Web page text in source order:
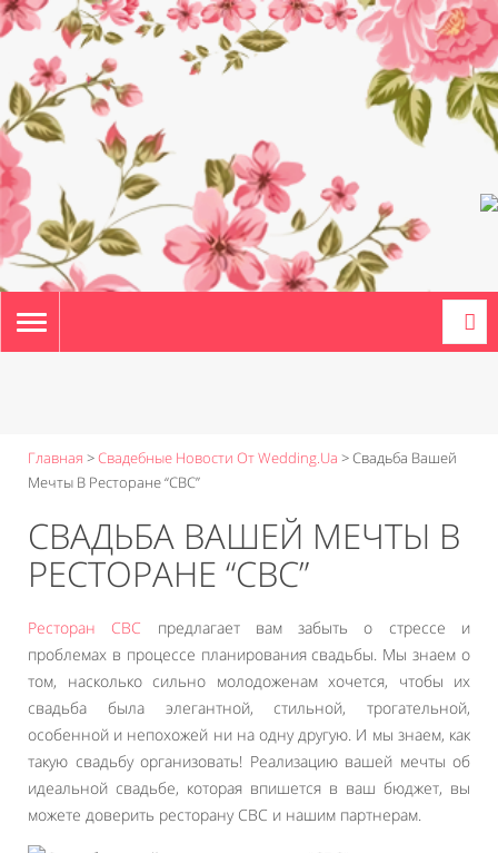
TOGGLE
NAVIGATION
Главная >Свадебные Новости От Wedding.ua >Свадьба Вашей
Мечты В Ресторане “СВС”
СВАДЬБА ВАШЕЙ МЕЧТЫ В
РЕСТОРАНЕ “СВС”
Ресторан СВС предлагает вам забыть о стрессе и
проблемах в процессе планирования свадьбы. Мы знаем о
том, насколько сильно молодоженам хочется, чтобы их
свадьба была элегантной, стильной, трогательной,
особенной и непохожей ни на одну другую. И мы знаем, как
такую свадьбу организовать! Реализацию вашей мечты об
идеальной свадьбе, которая впишется в ваш бюджет, вы
можете доверить ресторану СВС и нашим партнерам.